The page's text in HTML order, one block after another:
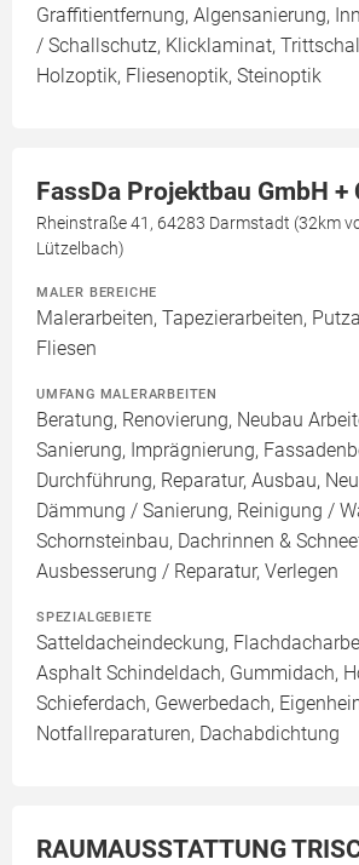
Graffitientfernung, Algensanierung,
/ Schallschutz, Klicklaminat,
Holzoptik, Fliesenoptik, Steinoptik
FassDa Projektbau GmbH +
Rheinstraße 41, 64283 Darmstadt (32km
Lützelbach)
MALER BEREICHE
Malerarbeiten, Tapezierarbeiten,
Fliesen
UMFANG MALERARBEITEN
Beratung, Renovierung, Neubau
Sanierung, Imprägnierung,
Durchführung, Reparatur, Ausbau,
Dämmung / Sanierung, Reinigung /
Schornsteinbau, Dachrinnen &
Ausbesserung / Reparatur, Verlegen
SPEZIALGEBIETE
Satteldacheindeckung,
Asphalt Schindeldach, Gummidach,
Schieferdach, Gewerbedach,
Notfallreparaturen, Dachabdichtung
RAUMAUSSTATTUNG